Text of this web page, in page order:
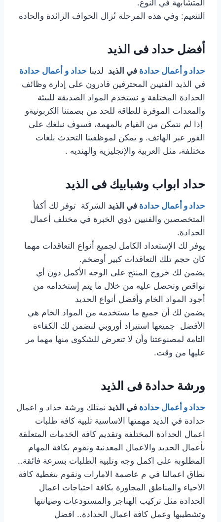
المتشابهة في النوع.
التنعيم: وفي هذه المرحلة تُزال الحواف الزائدة والحادة
أفضل حداد فى الذيد
حداد و أعمال حدادة في الذيد لدينا حداد و أعمال حدادة
في الذيد الفنيين المحترفين قادرون على إدارة وظائف
الحدادة المختلفة و نستخدم المواد الصديقة للبيئة
والمعدات الموفرة للطاقة للحد من بصمتنا الكربونيةو
إذا لم نتمكن من القيام بالمهمة، فسوف نبلغك على
الفور عبر الهاتف. و يمكن لموظفينا التحدث بلغات
مختلفة، مثل العربية والإنجليزية والهنديه .
حداد ابواب وشبابيك فى الذيد
حداد و أعمال حدادة في الذيد الشركة توفر لك أكفأ
المتخصصين والفنيين ذوي الخبرة في مختلف أعمال
الحدادة.
يوفر لك الإستعداد الكامل لجميع أنواع التعاقدات مهما
كان حجم تلك التعاقدات كبير أوضخم.
يضمن لك خروج المنتج على الوجه الأكمل دون أي
نواقص وتحصل عليه من خلال ما يتم إستخدامه من
أجود المواد الخام وأفضل أنواع الحديد
يضمن لك أن جميع ما يستخدمه من المواد الخام هي
الأفضل جميعها استيراد أوروبي لنضمن لك الكفاءة
التامة لمصنوعتنا وأن لا تتعرض للشكوى منها مهما مر
عليها من وقت.
ورشة حدادة فى الذيد
حداد و أعمال حدادة في الذيد نمتلك ورشة حداد و اعمال
حدادة في الذيد مهمتها الاساسية تلبية كافة طلبات
اعمال الحدادة المختلفة وتقديم كافة الخدمات المتعلقة
بأعمال الحديد والاعمال المعدنية ونقوم بكافة المهام
المطلوبة على اكمل وجه وتلبية الطلبات بسرعة فائقة..
نطاق اعمالنا في م عاصمة الامارات ونقوم بتغطية كافة
الاحياء والمناطق المجاورة بكافة احتياجات اعمال
الحدادة مثل تركيب الهناجر والمستودعات وصيانتها
وتشطيبها وعمل كافة اعمال الحدادة.. افضل